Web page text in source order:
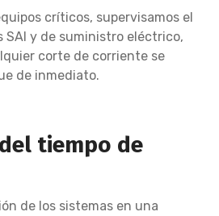
críticos, supervisamos el
SAI y de suministro eléctrico,
corte de corriente se
de inmediato.
tiempo de
de los sistemas en una